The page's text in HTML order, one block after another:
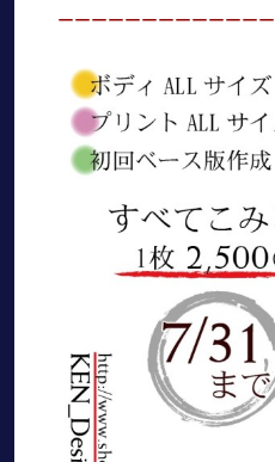
ーーーーーーーーーーーー